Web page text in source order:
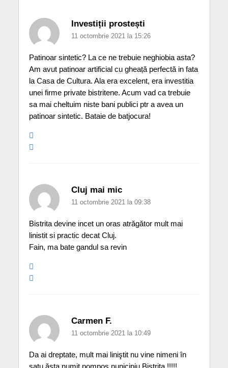
Investiții prostești
11 octombrie 2021 la 15:26
Patinoar sintetic? La ce ne trebuie neghiobia asta?
Am avut patinoar artificial cu gheață perfectă in fata
la Casa de Cultura. Ala era excelent, era investitia
unei firme private bistritene. Acum vad ca trebuie
sa mai cheltuim niste bani publici ptr a avea un
patinoar sintetic. Bataie de batjocura!
Cluj mai mic
11 octombrie 2021 la 09:38
Bistrita devine incet un oras atrăgător mult mai
linistit si practic decat Cluj.
Fain, ma bate gandul sa revin
Carmen F.
11 octombrie 2021 la 10:49
Da ai dreptate, mult mai liniştit nu vine nimeni în
satu ăsta numit pompos nunicipiu Bistriţa !!!!!